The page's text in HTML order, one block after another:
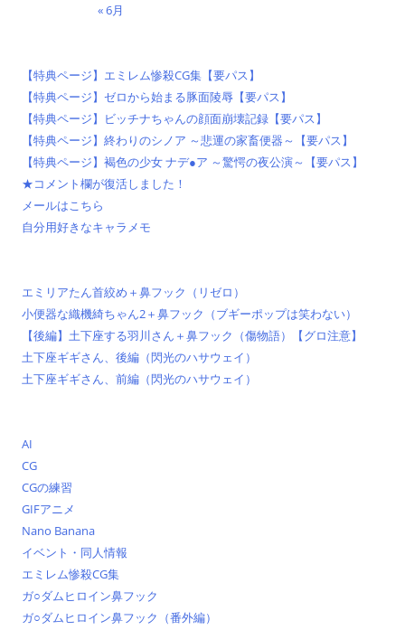
« 6月
【特典ページ】エミレム惨殺CG集【要パス】
【特典ページ】ゼロから始まる豚面陵辱【要パス】
【特典ページ】ビッチナちゃんの顔面崩壊記録【要パス】
【特典ページ】終わりのシノア ～悲運の家畜便器～【要パス】
【特典ページ】褐色の少女 ナデ●ア ～驚愕の夜公演～【要パス】
★コメント欄が復活しました！
メールはこちら
自分用好きなキャラメモ
エミリアたん首絞め＋鼻フック（リゼロ）
小便器な織機綺ちゃん2＋鼻フック（ブギーポップは笑わない）
【後編】土下座する羽川さん＋鼻フック（傷物語）【グロ注意】
土下座ギギさん、後編（閃光のハサウェイ）
土下座ギギさん、前編（閃光のハサウェイ）
AI
CG
CGの練習
GIFアニメ
Nano Banana
イベント・同人情報
エミレム惨殺CG集
ガ○ダムヒロイン鼻フック
ガ○ダムヒロイン鼻フック（番外編）